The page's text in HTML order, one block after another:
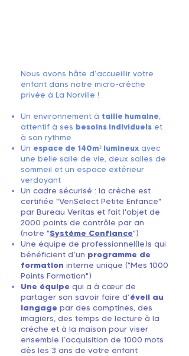
Nous avons hâte d’accueillir votre
enfant dans notre micro-crèche
privée à La Norville !
Un environnement à taille humaine,
attentif à ses besoins individuels et
à son rythme
Un espace de 140m² lumineux avec
une belle salle de vie, deux salles de
sommeil et un espace extérieur
verdoyant
Un cadre sécurisé : la crèche est
certifiée "VeriSelect Petite Enfance"
par Bureau Veritas et fait l'objet de
2000 points de contrôle par an
(notre "Système Confiance")
Une équipe de professionnel(le)s qui
bénéficient d’un programme de
formation interne unique ("Mes 1000
Points Formation")
Une équipe qui a à cœur de
partager son savoir faire d’éveil au
langage par des comptines, des
imagiers, des temps de lecture à la
crèche et à la maison pour viser
ensemble l’acquisition de 1000 mots
dès les 3 ans de votre enfant